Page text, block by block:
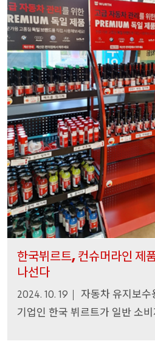
한국뷔르트, 컨슈머라인 제
나선다
2024. 10. 19 자동차유지보수
기업인 한국 뷔르트가 일반소